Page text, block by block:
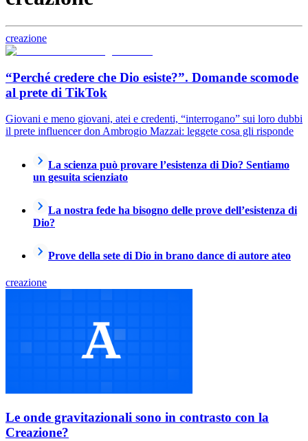
creazione
“Perché credere che Dio esiste?”. Domande scomode
al prete di TikTok
Giovani e meno giovani, atei e credenti, “interrogano” sui loro dubbi
il prete influencer don Ambrogio Mazzai: leggete cosa gli risponde
La scienza può provare l’esistenza di Dio? Sentiamo
un gesuita scienziato
La nostra fede ha bisogno delle prove dell’esistenza di
Dio?
Prove della sete di Dio in brano dance di autore ateo
creazione
Le onde gravitazionali sono in contrasto con la
Creazione?